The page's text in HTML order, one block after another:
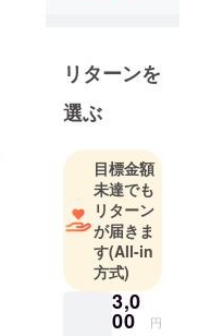
グッズの企
画や製造も
行っており
====
リターンを
選ぶ
目標金額
未達でも
リターン
が届きま
す(All-in
方式)
3,0
00 円